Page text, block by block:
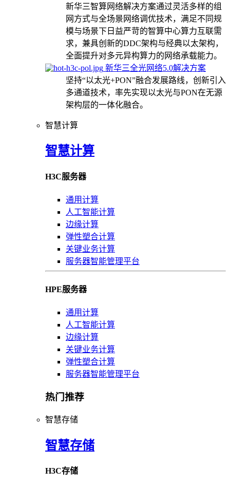
新华三智算网络解决方案通过灵活多样的组
网方式与全场景网络调优技术，满足不同规
模与场景下日益严苛的智算中心算力互联需
求，兼具创新的DDC架构与经典以太架构，
全面提升对多元异构算力的网络承载能力。
新华三全光网络5.0解决方案
坚持“以太光+PON”融合发展路线，创新引入
多通道技术，率先实现以太光与PON在无源
架构层的一体化融合。
智慧计算
智慧计算
H3C服务器
通用计算
人工智能计算
边缘计算
弹性塑合计算
关键业务计算
服务器智能管理平台
HPE服务器
通用计算
人工智能计算
边缘计算
关键业务计算
弹性塑合计算
服务器智能管理平台
热门推荐
智慧存储
智慧存储
H3C存储